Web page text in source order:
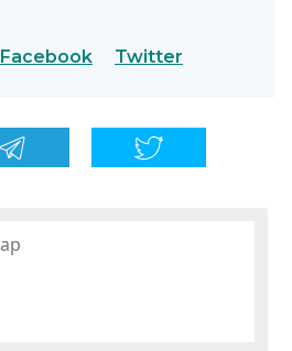
Facebook Twitter